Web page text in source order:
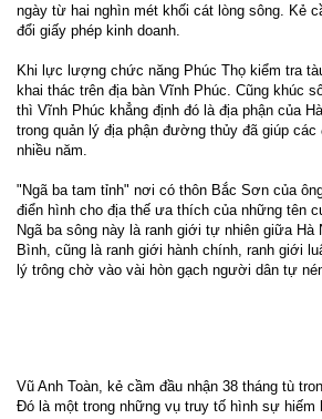
ngày từ hai nghìn mét khối cát lòng sông. Kẻ
đổi giấy phép kinh doanh.
Khi lực lượng chức năng Phúc Thọ kiểm tra
khai thác trên địa bàn Vĩnh Phúc. Cũng khúc
thì Vĩnh Phúc khẳng định đó là địa phận của
trong quản lý địa phận đường thủy đã giúp
nhiều năm.
"Ngã ba tam tỉnh" nơi có thôn Bắc Sơn của
điển hình cho địa thế ưa thích của những tên
Ngã ba sông này là ranh giới tự nhiên giữa Hà
Bình, cũng là ranh giới hành chính, ranh giới
lý trông chờ vào vài hòn gạch người dân tự
Vũ Anh Toàn, kẻ cầm đầu nhận 38 tháng tù
Đó là một trong những vụ truy tố hình sự hiếm